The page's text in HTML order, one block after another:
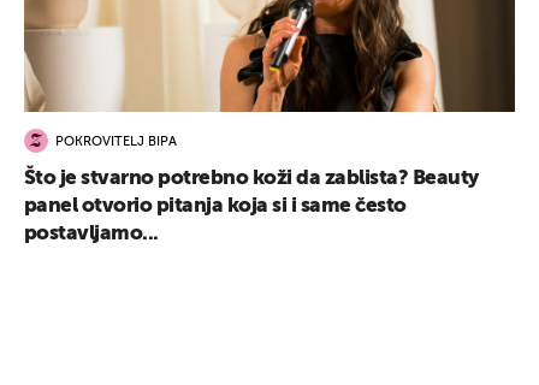
POKROVITELJ BIPA
Što je stvarno potrebno koži da zablista? Beauty
panel otvorio pitanja koja si i same često
postavljamo...